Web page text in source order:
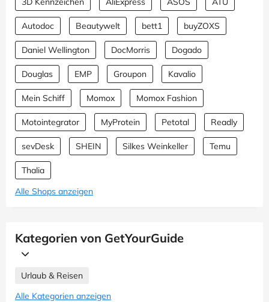
Autodoc Beautywelt bett1 buyZOXS
Daniel Wellington DocMorris Dogado
Douglas EMP Groupon Kavalio
Mein Schiff Momox Momox Fashion
Motointegrator MyProtein Petotal Readly
sevDesk SHEIN Silkes Weinkeller Temu
Thalia
Alle Shops anzeigen
Kategorien von GetYourGuide
Urlaub & Reisen
Alle Kategorien anzeigen